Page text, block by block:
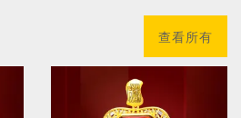
查看所有